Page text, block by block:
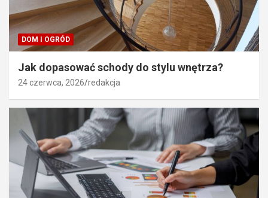
DOM I OGRÓD
Jak dopasować schody do stylu wnętrza?
24 czerwca, 2026 redakcja